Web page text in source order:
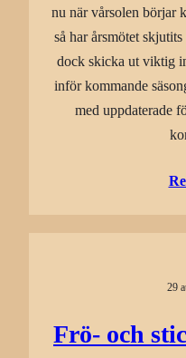
nu när vårsolen börjar
så har årsmötet
dock skicka ut viktig
inför kommande
med uppdaterade
29
Frö- och